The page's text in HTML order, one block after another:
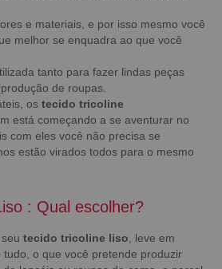
e materiais, e por isso mesmo você
melhor se enquadra ao que você
tanto para fazer lindas peças
de roupas.
os tecido tricoline
está começando a se aventurar no
com eles você não precisa se
estão virados todos para o mesmo
: Qual escolher?
tecido tricoline liso , leve em
o que você pretende produzir